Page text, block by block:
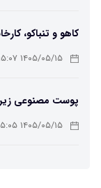
کاهو و تنباکو،
۱۴۰۵/۰۵/۱۵ ۱۵:۰۷
پوست مصنوعی
۱۴۰۵/۰۵/۱۵ ۱۵:۰۵